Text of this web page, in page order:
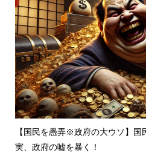
【国民を愚弄※政府の大ウソ】
実、政府の嘘を暴く！